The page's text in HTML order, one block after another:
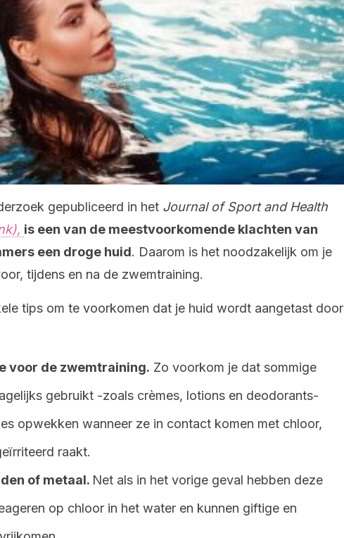
gepubliceerd in het Journal of Sport and Health
is een van de meestvoorkomende klachten van
een droge huid. Daarom is het noodzakelijk om je
tijdens en na de zwemtraining.
tips om te voorkomen dat je huid wordt aangetast door
voor de zwemtraining. Zo voorkom je dat sommige
gebruikt -zoals crèmes, lotions en deodorants-
opwekken wanneer ze in contact komen met chloor,
raakt.
of metaal. Net als in het vorige geval hebben deze
op chloor in het water en kunnen giftige en